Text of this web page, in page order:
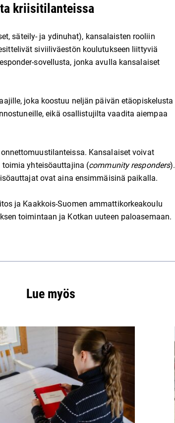
kriisitilanteissa
säteily- ja ydinuhat), kansalaisten rooliin
siviiliväestön koulutukseen liittyviä
sovellusta, jonka avulla kansalaiset
joka koostuu neljän päivän etäopiskelusta
eikä osallistujilta vaadita aiempaa
Kansalaiset voivat
toimia yhteisöauttajina (community responders).
ovat aina ensimmäisinä paikalla.
ja Kaakkois-Suomen ammattikorkeakoulu
toimintaan ja Kotkan uuteen paloasemaan.
Lue myös